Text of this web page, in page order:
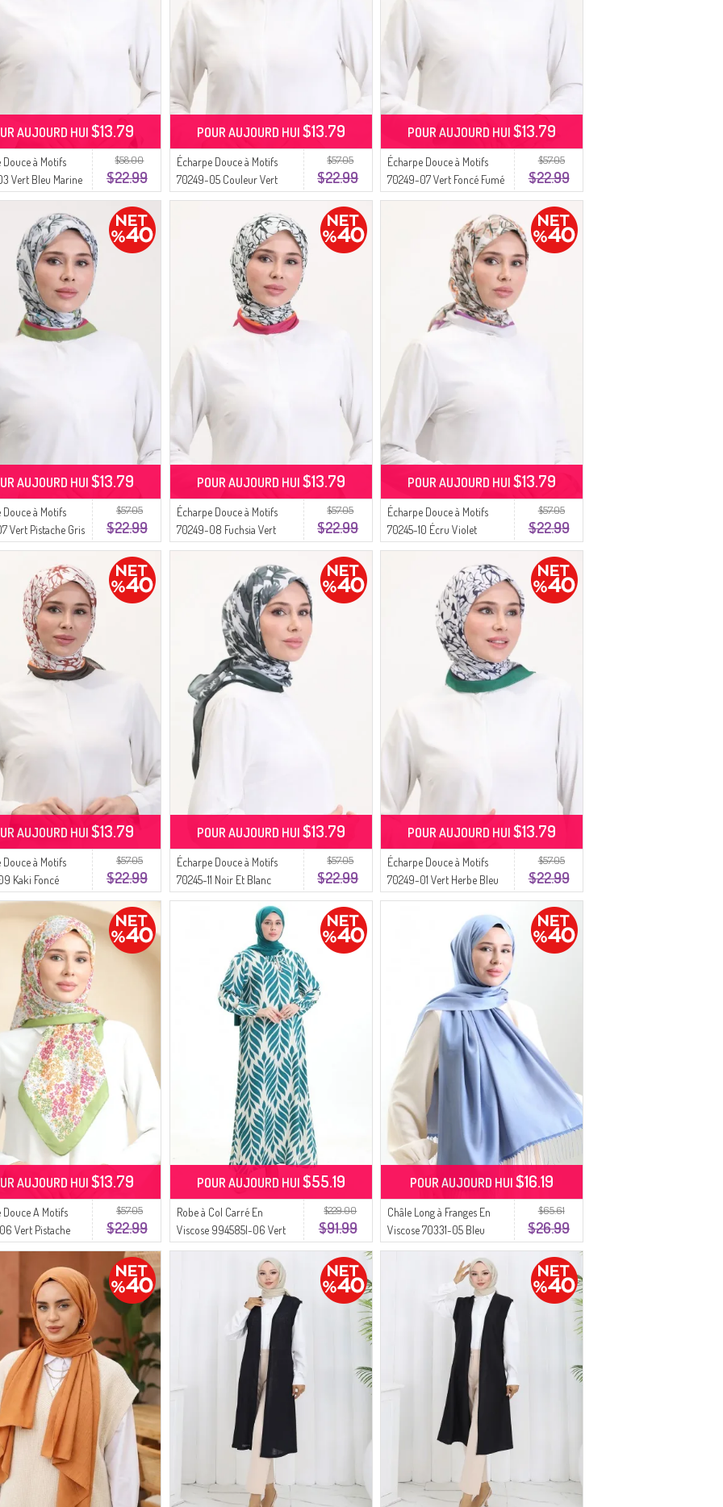
$58.00
$22.99
Douce à Motifs
Vert Bleu Marine
AUJOURD HUI$13.79
$57.05
$22.99
Écharpe Douce à Motifs
70249-05 Couleur Vert
Lilas
POUR AUJOURD HUI $13.79
$57.05
$22.99
Écharpe Douce à Motifs
70249-07 Vert Foncé Fumé
POUR AUJOURD HUI$13.79
$57.05
$22.99
Douce à Motifs
Vert Pistache Gris
AUJOURD HUI$13.79
$57.05
$22.99
Écharpe Douce à Motifs
70249-08 Fuchsia Vert
Foncé
POUR AUJOURD HUI $13.79
$57.05
$22.99
Écharpe Douce à Motifs
70245-10 Écru Violet
POUR AUJOURD HUI$13.79
$57.05
$22.99
Douce à Motifs
Kaki Foncé
AUJOURD HUI$13.79
$57.05
$22.99
Écharpe Douce à Motifs
70245-11 Noir Et Blanc
POUR AUJOURD HUI $13.79
$57.05
$22.99
Écharpe Douce à Motifs
70249-01 Vert Herbe Bleu
Marine
POUR AUJOURD HUI$13.79
$57.05
$22.99
Douce A Motifs
Vert Pistache
AUJOURD HUI$13.79
$229.00
$91.99
Robe à Col Carré En
Viscose 994585I-06 Vert
Menthe
POUR AUJOURD HUI $55.19
$65.61
$26.99
Châle Long à Franges En
Viscose 70331-05 Bleu
Bébé
POUR AUJOURD HUI$16.19